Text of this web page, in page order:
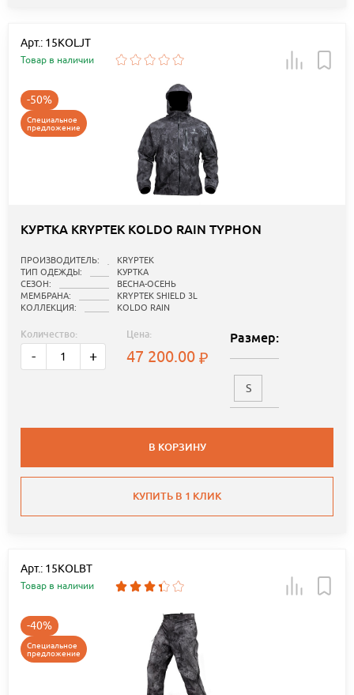
Арт.: 15KOLJT
Товар в наличии
-50%
Специальное
предложение
КУРТКА KRYPTEK KOLDO RAIN TYPHON
ПРОИЗВОДИТЕЛЬ:
KRYPTEK
ТИП ОДЕЖДЫ:
КУРТКА
СЕЗОН:
ВЕСНА-ОСЕНЬ
МЕМБРАНА:
KRYPTEK SHIELD 3L
КОЛЛЕКЦИЯ:
KOLDO RAIN
Количество:
- +
Цена:
47 200.00
Размер:
S
В КОРЗИНУ
КУПИТЬ В 1 КЛИК
Арт.: 15KOLBT
Товар в наличии
-40%
Специальное
предложение